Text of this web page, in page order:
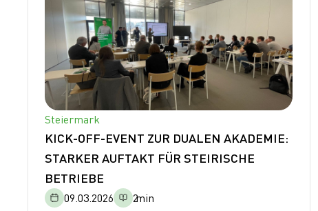
Steiermark
KICK-OFF-EVENT ZUR DUALEN AKADEMIE:
STARKER AUFTAKT FÜR STEIRISCHE
BETRIEBE
09.03.2026 2min